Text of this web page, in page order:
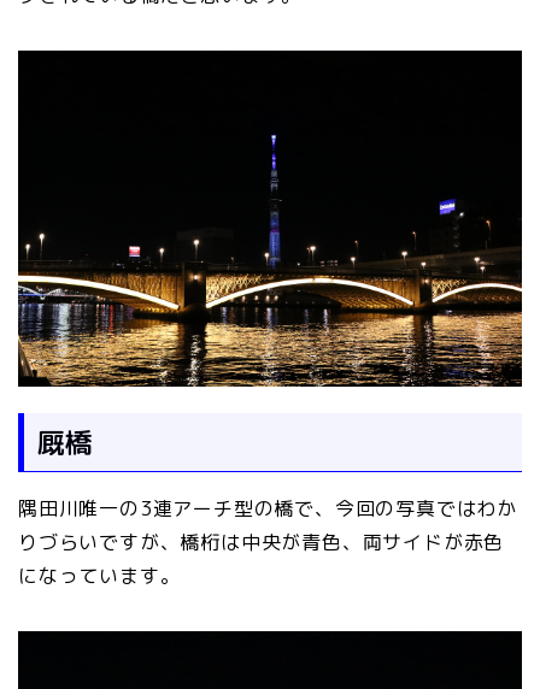
厩橋
隅田川唯一の3連アーチ型の橋で、今回の写真ではわか
りづらいですが、橋桁は中央が青色、両サイドが赤色
になっています。